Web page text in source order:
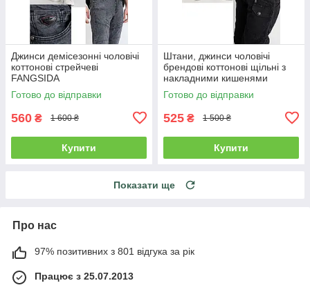
Джинси демісезонні чоловічі
коттонові стрейчеві
FANGSIDA
Готово до відправки
560 ₴ 1 600 ₴
Купити
Штани, джинси чоловічі
брендові коттонові щільні з
накладними кишенями
"карго" MIGACH, Туреччина
Готово до відправки
525 ₴ 1 500 ₴
Купити
Показати ще
Про нас
97% позитивних з 801 відгука за рік
Працює з 25.07.2013